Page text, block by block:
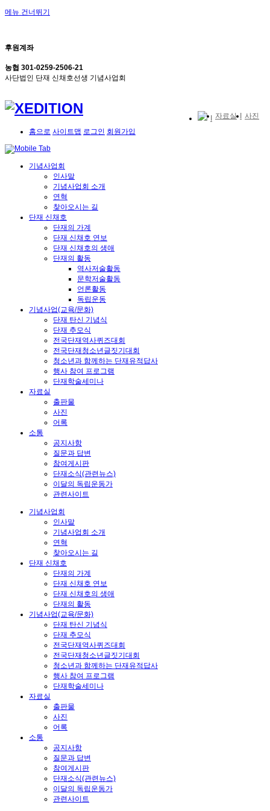
메뉴 건너뛰기
후원계좌
농협 301-0259-2506-21
사단법인 단재 신채호선생 기념사업회
홈으로 사이트맵 로그인 회원가입
기념사업회
인사말
기념사업회 소개
연혁
찾아오시는 길
단재 신채호
단재의 가계
단재 신채호 연보
단재 신채호의 생애
단재의 활동
역사저술활동
문학저술활동
언론활동
독립운동
기념사업(교육/문화)
단재 탄신 기념식
단재 추모식
전국단재역사퀴즈대회
전국단재청소년글짓기대회
청소년과 함께하는 단재유적답사
행사 참여 프로그램
단재학술세미나
자료실
출판물
사진
어록
소통
공지사항
질문과 답변
참여게시판
단재소식(관련뉴스)
이달의 독립운동가
관련사이트
기념사업회
인사말
기념사업회 소개
연혁
찾아오시는 길
단재 신채호
단재의 가계
단재 신채호 연보
단재 신채호의 생애
단재의 활동
기념사업(교육/문화)
단재 탄신 기념식
단재 추모식
전국단재역사퀴즈대회
전국단재청소년글짓기대회
청소년과 함께하는 단재유적답사
행사 참여 프로그램
단재학술세미나
자료실
출판물
사진
어록
소통
공지사항
질문과 답변
참여게시판
단재소식(관련뉴스)
이달의 독립운동가
관련사이트
자료실 사진